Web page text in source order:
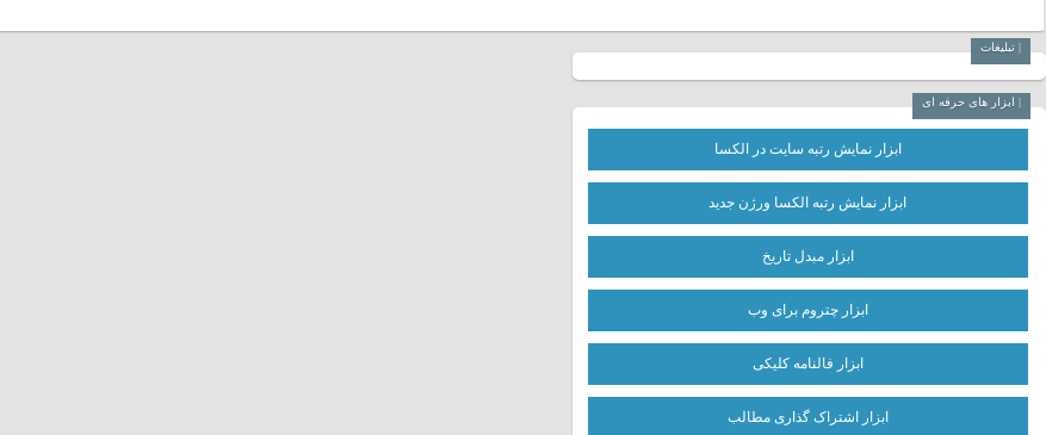
| تبلیغات
| ابزار های حرفه ای
ابزار نمایش رتبه سایت در الکسا
ابزار نمایش رتبه الکسا ورژن جدید
ابزار مبدل تاریخ
ابزار چتروم برای وب
ابزار فالنامه کلیکی
ابزار اشتراک گذاری مطالب